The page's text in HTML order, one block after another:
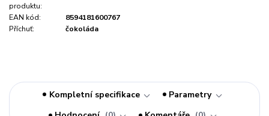
produktu:
EAN kód:
8594181600767
Příchuť:
čokoláda
Kompletní specifikace
Parametry